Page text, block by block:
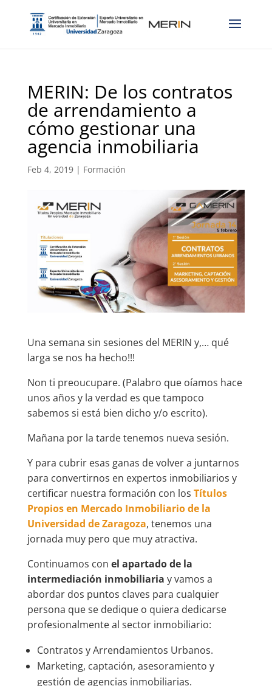
MERIN: De los contratos
de arrendamiento a
cómo gestionar una
agencia inmobiliaria
Feb 4, 2019| Formación
Una semana sin sesiones del MERIN y,… qué
larga se nos ha hecho!!!
Non ti preoucupare. (Palabro que oíamos hace
unos años y la verdad es que tampoco
sabemos si está bien dicho y/o escrito).
Mañana por la tarde tenemos nueva sesión.
Y para cubrir esas ganas de volver a juntarnos
para convertirnos en expertos inmobiliarios y
certificar nuestra formación con los Títulos
Propios en Mercado Inmobiliario de la
Universidad de Zaragoza, tenemos una
jornada muy pero que muy atractiva.
Continuamos con el apartado de la
intermediación inmobiliaria y vamos a
abordar dos puntos claves para cualquier
persona que se dedique o quiera dedicarse
profesionalmente al sector inmobiliario:
Contratos y Arrendamientos Urbanos.
Marketing, captación, asesoramiento y
gestión de agencias inmobiliarias.